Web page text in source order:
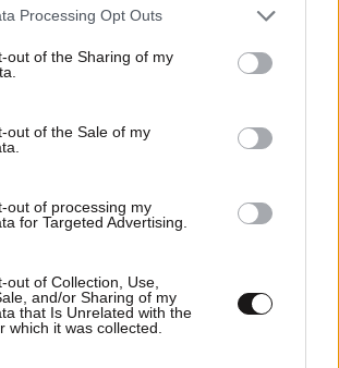
website/app uses one or more Google
visit or usage behaviour. You may click to
to Google and its third-party tags to
below specified purposes in below Google
Processing Opt Outs
out of the Sharing of my
out of the Sale of my
out of processing my
for Targeted Advertising.
out of Collection, Use,
and/or Sharing of my
that Is Unrelated with the
which it was collected.